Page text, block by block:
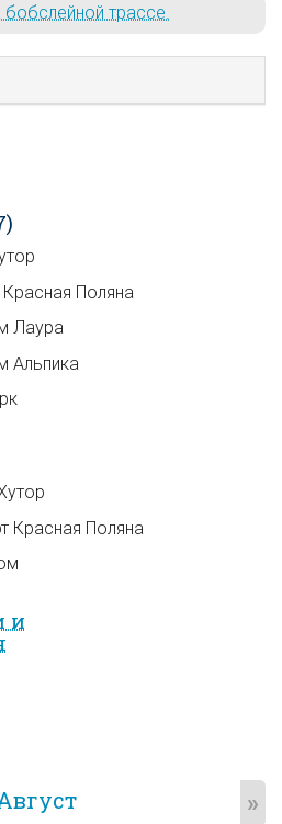
бобслейной трассе.
Красная Поляна
Лаура
Альпика
Красная Поляна
и
»